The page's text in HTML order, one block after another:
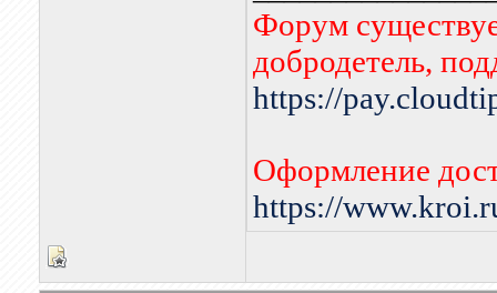
Форум
добродетель,
https://
Оформление
https://